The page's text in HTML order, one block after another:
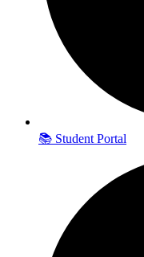
📚 Student Portal